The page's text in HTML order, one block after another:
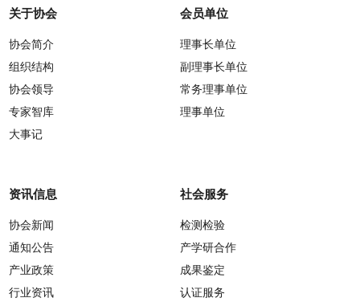
关于协会
协会简介
组织结构
协会领导
专家智库
大事记
会员单位
理事长单位
副理事长单位
常务理事单位
理事单位
资讯信息
协会新闻
通知公告
产业政策
行业资讯
社会服务
检测检验
产学研合作
成果鉴定
认证服务